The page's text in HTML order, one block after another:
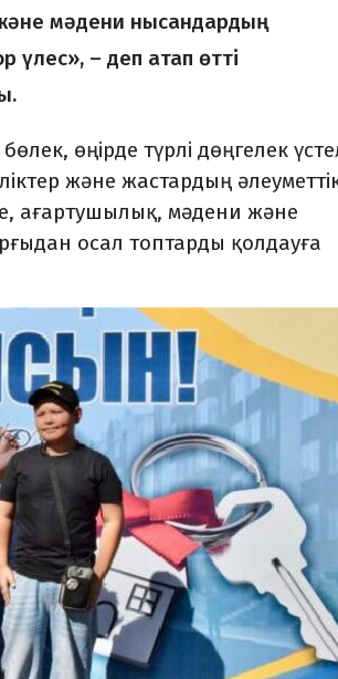
мәдени нысандардың
үлес», – деп атап өтті
өңірде түрлі дөңгелек
және жастардың
ағартушылық, мәдени және
осал топтарды қолдауға